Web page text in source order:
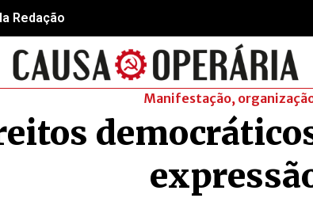
Redação
Manifestação,